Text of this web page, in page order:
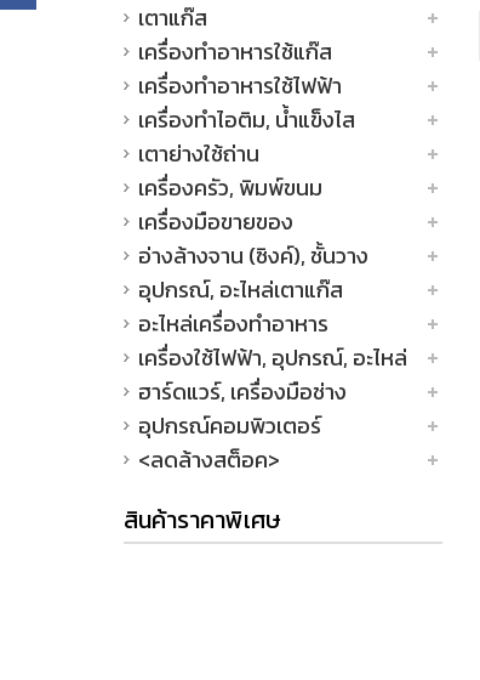
เตาแก๊ส
เครื่องทำอาหารใช้แก๊ส
เครื่องทำอาหารใช้ไฟฟ้า
เครื่องทำไอติม, น้ำแข็งไส
เตาย่างใช้ถ่าน
เครื่องครัว, พิมพ์ขนม
เครื่องมือขายของ
อ่างล้างจาน (ซิงค์), ชั้นวาง
อุปกรณ์, อะไหล่เตาแก๊ส
อะไหล่เครื่องทำอาหาร
เครื่องใช้ไฟฟ้า, อุปกรณ์, อะไหล่
ฮาร์ดแวร์, เครื่องมือช่าง
อุปกรณ์คอมพิวเตอร์
<ลดล้างสต็อค>
สินค้าราคาพิเศษ